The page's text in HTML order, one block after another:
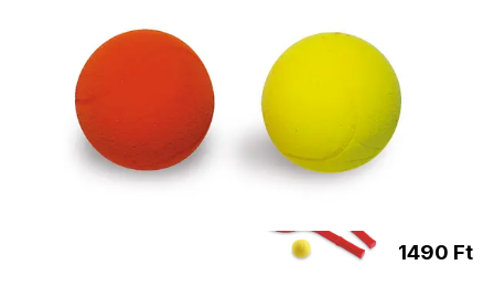
Téli játékok
Kiegészítő
termékek
1490 Ft